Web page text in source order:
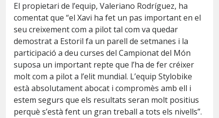
El propietari de l’equip, Valeriano Rodríguez, ha
comentat que “el Xavi ha fet un pas important en el
seu creixement com a pilot tal com va quedar
demostrat a Estoril fa un parell de setmanes i la
participació a deu curses del Campionat del Món
suposa un important repte que l’ha de fer créixer
molt com a pilot a l’elit mundial. L’equip Stylobike
està absolutament abocat i compromès amb ell i
estem segurs que els resultats seran molt positius
perquè s’està fent un gran treball a tots els nivells”.